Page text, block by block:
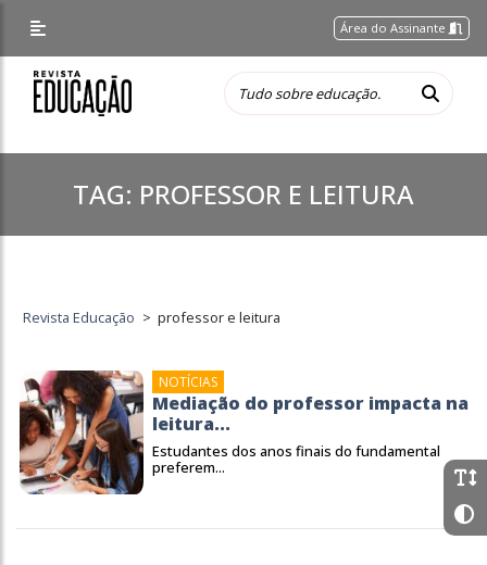
Área do Assinante
TAG: PROFESSOR E LEITURA
Revista Educação > professor e leitura
NOTÍCIAS
Mediação do professor impacta na
leitura...
Estudantes dos anos finais do fundamental
preferem...